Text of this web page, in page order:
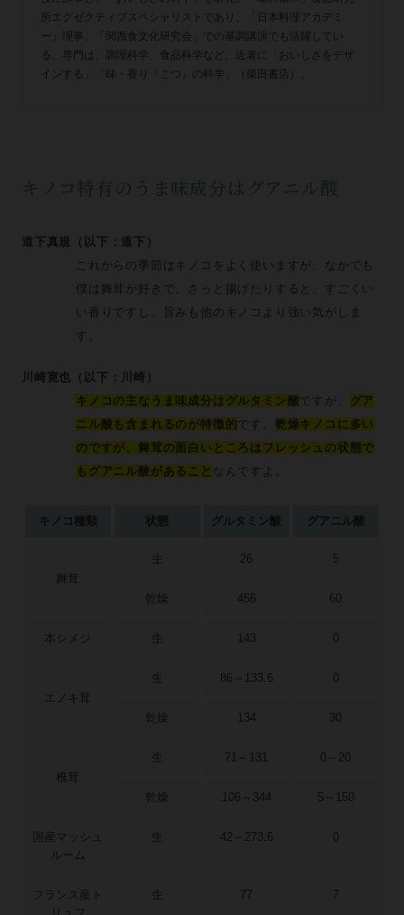
所エグゼクティブスペシャリストであり、「日本料理アカデミ
ー」理事。「関西食文化研究会」での基調講演でも活躍してい
る。専門は、調理科学、食品科学など。近著に「おいしさをデザ
インする」「味・香り『こつ』の科学」（柴田書店）。
キノコ特有のうま味成分はグアニル酸
道下真規（以下：道下）
これからの季節はキノコをよく使いますが、なかでも
僕は舞茸が好きで。さっと揚げたりすると、すごくい
い香りですし、旨みも他のキノコより強い気がしま
す。
川崎寛也（以下：川崎）
キノコの主なうま味成分はグルタミン酸 ですが、
グア
ニル酸も含まれるのが特徴的 です。 乾燥キノコに多い
のですが、舞茸の面白いところはフレッシュの状態で
もグアニル酸があること なんですよ。
キノコ種類 状態 グルタミン酸 グアニル酸
舞茸
生 26 5
乾燥 456 60
本シメジ 生 143 0
エノキ茸
生 86～133.6 0
乾燥 134 30
椎茸
生 71～131 0～20
乾燥 106～344 5～150
国産マッシュ
ルーム
生 42～273.6 0
フランス産ト
生 77 7